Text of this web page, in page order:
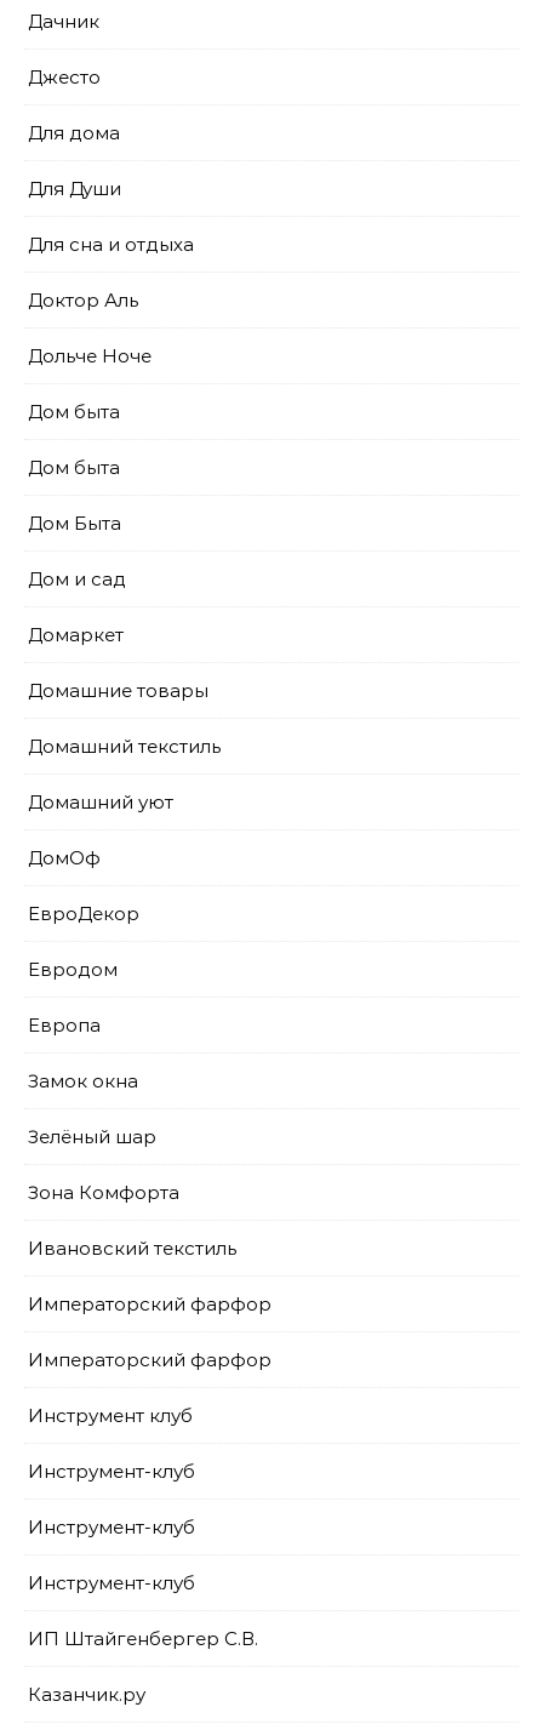
Дачник
Джесто
Для дома
Для Души
Для сна и отдыха
Доктор Аль
Дольче Ноче
Дом быта
Дом быта
Дом Быта
Дом и сад
Домаркет
Домашние товары
Домашний текстиль
Домашний уют
ДомОф
ЕвроДекор
Евродом
Европа
Замок окна
Зелёный шар
Зона Комфорта
Ивановский текстиль
Императорский фарфор
Императорский фарфор
Инструмент клуб
Инструмент-клуб
Инструмент-клуб
Инструмент-клуб
ИП Штайгенбергер С.В.
Казанчик.ру